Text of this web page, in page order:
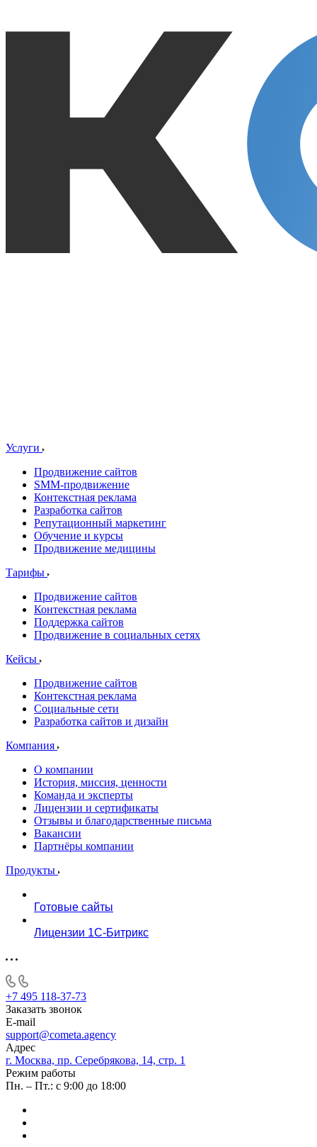
Услуги
Продвижение сайтов
SMM-продвижение
Контекстная реклама
Разработка сайтов
Репутационный маркетинг
Обучение и курсы
Продвижение медицины
Тарифы
Продвижение сайтов
Контекстная реклама
Поддержка сайтов
Продвижение в социальных сетях
Кейсы
Продвижение сайтов
Контекстная реклама
Социальные сети
Разработка сайтов и дизайн
Компания
О компании
История, миссия, ценности
Команда и эксперты
Лицензии и сертификаты
Отзывы и благодарственные письма
Вакансии
Партнёры компании
Продукты
Готовые сайты
Лицензии 1С-Битрикс
+7 495 118-37-73
Заказать звонок
E-mail
support@cometa.agency
Адрес
г. Москва, пр. Серебрякова, 14, стр. 1
Режим работы
Пн. – Пт.: с 9:00 до 18:00